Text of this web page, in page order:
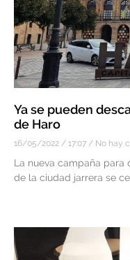
Ya se pueden
de Haro
16/05/2022 17:07 No hay
La nueva campaña
de la ciudad jarrera se